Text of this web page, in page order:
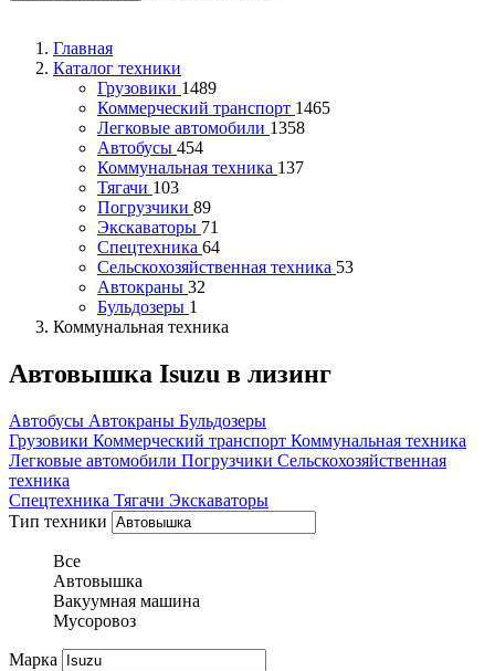
Главная
Каталог техники
Грузовики 1489
Коммерческий транспорт 1465
Легковые автомобили 1358
Автобусы 454
Коммунальная техника 137
Тягачи 103
Погрузчики 89
Экскаваторы 71
Спецтехника 64
Сельскохозяйственная техника 53
Автокраны 32
Бульдозеры 1
Коммунальная техника
Автовышка Isuzu в лизинг
Автобусы Автокраны Бульдозеры
Грузовики Коммерческий транспорт Коммунальная техника
Легковые автомобили Погрузчики Сельскохозяйственная
техника
Спецтехника Тягачи Экскаваторы
Тип техники
Все
Автовышка
Вакуумная машина
Мусоровоз
Марка